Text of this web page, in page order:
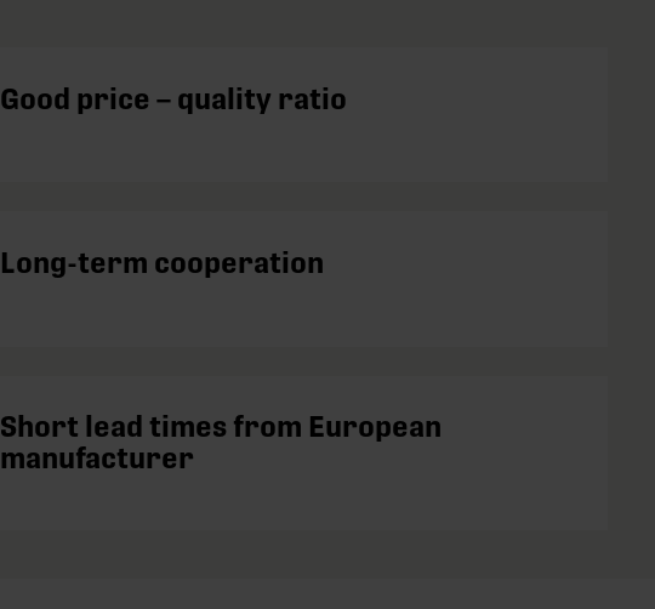
Good price – quality ratio
Long-term cooperation
Short lead times from European
manufacturer